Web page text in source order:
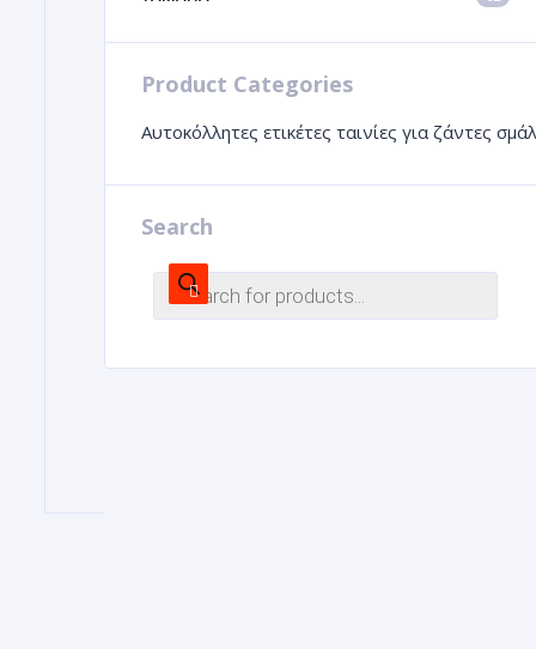
Product Categories
Αυτοκόλλητες ετικέτες ταινίες για ζάντες
Search